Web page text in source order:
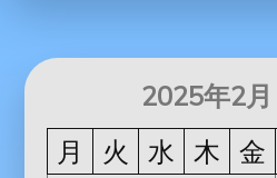
2025年2月
月
火 水 木 金